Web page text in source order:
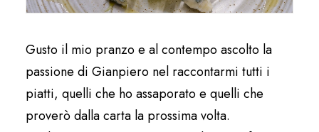
Gusto il mio pranzo e al contempo ascolto la
passione di Gianpiero nel raccontarmi tutti i
piatti, quelli che ho assaporato e quelli che
proverò dalla carta la prossima volta.